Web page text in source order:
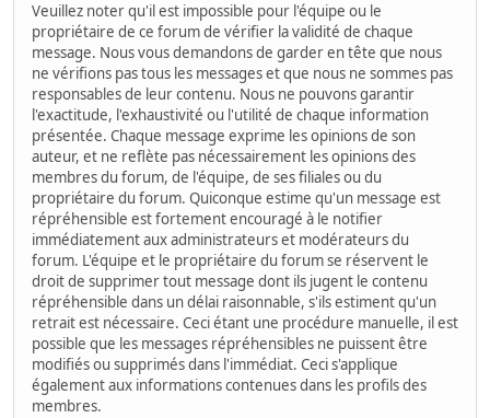
Veuillez noter qu'il est impossible pour l'équipe ou le
propriétaire de ce forum de vérifier la validité de chaque
message. Nous vous demandons de garder en tête que nous
ne vérifions pas tous les messages et que nous ne sommes pas
responsables de leur contenu. Nous ne pouvons garantir
l'exactitude, l'exhaustivité ou l'utilité de chaque information
présentée. Chaque message exprime les opinions de son
auteur, et ne reflète pas nécessairement les opinions des
membres du forum, de l'équipe, de ses filiales ou du
propriétaire du forum. Quiconque estime qu'un message est
répréhensible est fortement encouragé à le notifier
immédiatement aux administrateurs et modérateurs du
forum. L'équipe et le propriétaire du forum se réservent le
droit de supprimer tout message dont ils jugent le contenu
répréhensible dans un délai raisonnable, s'ils estiment qu'un
retrait est nécessaire. Ceci étant une procédure manuelle, il est
possible que les messages répréhensibles ne puissent être
modifiés ou supprimés dans l'immédiat. Ceci s'applique
également aux informations contenues dans les profils des
membres.